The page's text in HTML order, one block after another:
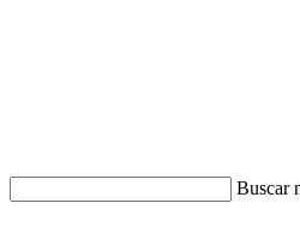
Buscar